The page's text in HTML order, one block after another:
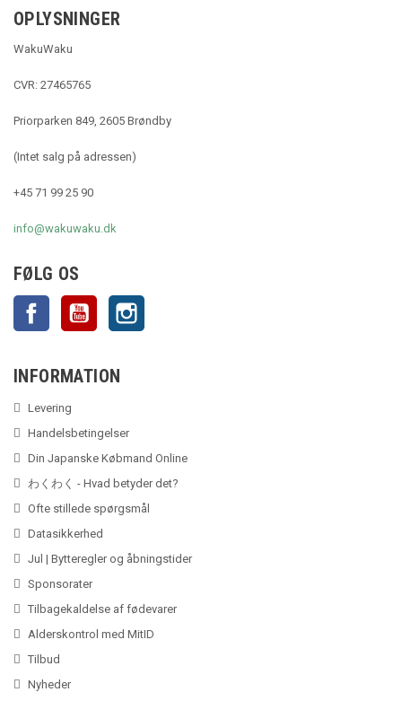
OPLYSNINGER
WakuWaku
CVR: 27465765
Priorparken 849, 2605 Brøndby
(Intet salg på adressen)
+45 71 99 25 90
info@wakuwaku.dk
FØLG OS
Facebook YouTube
INFORMATION
Levering
Handelsbetingelser
Din Japanske Købmand Online
わくわく - Hvad betyder det?
Ofte stillede spørgsmål
Datasikkerhed
Jul | Bytteregler og åbningstider
Sponsorater
Tilbagekaldelse af fødevarer
Alderskontrol med MitID
Tilbud
Nyheder